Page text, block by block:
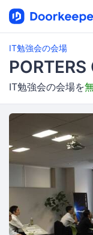
IT勉強会の会場
IT勉強会の会場を